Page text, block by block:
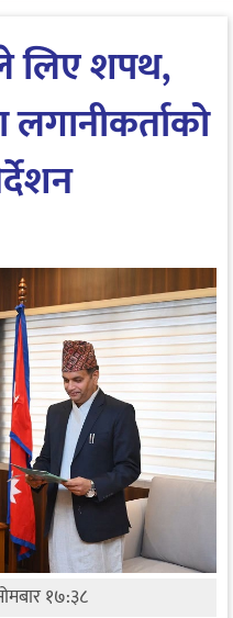
लिए शपथ,
लगानीकर्ताको
१७:३८